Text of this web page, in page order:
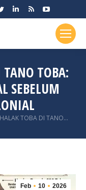
Twitter
in
window
Linkedin
in
window
Rss
opens
in
window
YouTube
page
opens
in
window
TOBA:
SEBELUM
TOBA DI TANO…
Feb 10 2026